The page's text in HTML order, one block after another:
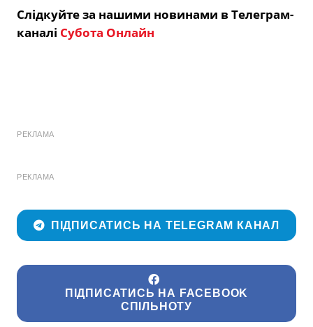
Слідкуйте за нашими новинами в Телеграм-
каналі Субота Онлайн
РЕКЛАМА
РЕКЛАМА
ПІДПИСАТИСЬ НА TELEGRAM КАНАЛ
ПІДПИСАТИСЬ НА FACEBOOK
СПІЛЬНОТУ